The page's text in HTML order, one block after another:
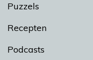
Puzzels
Recepten
Podcasts